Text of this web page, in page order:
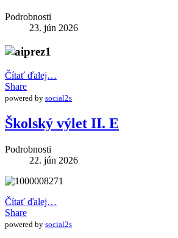
Podrobnosti
23. jún 2026
Čítať ďalej…
Share
powered by social2s
Školský výlet II. E
Podrobnosti
22. jún 2026
Čítať ďalej…
Share
powered by social2s